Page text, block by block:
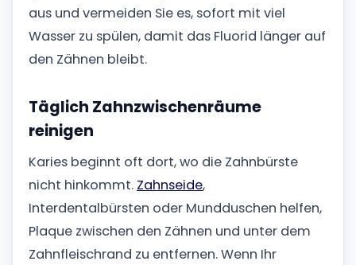
aus und vermeiden Sie es, sofort mit viel
Wasser zu spülen, damit das Fluorid länger auf
den Zähnen bleibt.
Täglich Zahnzwischenräume
reinigen
Karies beginnt oft dort, wo die Zahnbürste
nicht hinkommt. Zahnseide,
Interdentalbürsten oder Mundduschen helfen,
Plaque zwischen den Zähnen und unter dem
Zahnfleischrand zu entfernen. Wenn Ihr